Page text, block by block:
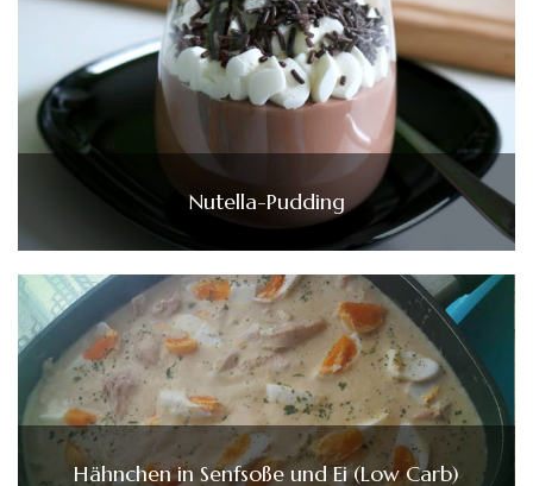
Nutella-Pudding
Hähnchen in Senfsoße und Ei (Low Carb)